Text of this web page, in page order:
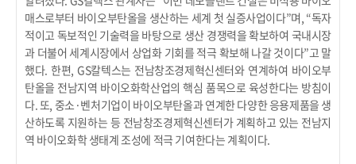
매스로부터 바이오부탄올을 생산하는 세계 첫 실증사업이다”며, “독자
적이고 독보적인 기술력을 바탕으로 생산 경쟁력을 확보하여 국내시장
과 더불어 세계시장에서 상업화 기회를 적극 확보해 나갈 것이다”고 말
했다. 한편, GS칼텍스는 전남창조경제혁신센터와 연계하여 바이오부
탄올을 전남지역 바이오화학산업의 핵심 품목으로 육성한다는 방침이
다. 또, 중소·벤처기업이 바이오부탄올과 연계한 다양한 응용제품을 생
산하도록 지원하는 등 전남창조경제혁신센터가 계획하고 있는 전남지
역 바이오화학 생태계 조성에 적극 기여한다는 계획이다.